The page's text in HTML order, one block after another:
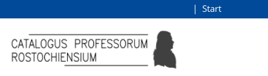
Browsen
direkt zum Inhalt
Start